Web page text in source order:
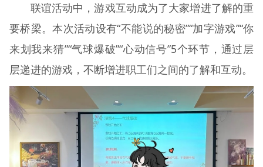
联谊活动中，游戏互动成为了大家增进了解的重
要桥梁。本次活动设有“不能说的秘密”“加字游戏”“你
来划我来猜”“气球爆破”“心动信号”5个环节，通过层
层递进的游戏，不断增进职工们之间的了解和互动。